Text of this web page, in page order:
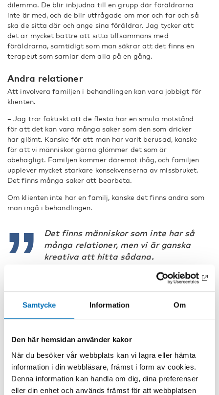
Samtycke Information Om
Den här hemsidan använder kakor
När du besöker vår webbplats kan vi lagra eller hämta
information i din webbläsare, främst i form av cookies.
Denna information kan handla om dig, dina preferenser
eller din enhet och används främst för att webbplatsen
dilemma. De blir inbjudna till en grupp där föräldrarna
inte är med, och de blir utfrågade om mor och far och så
ska de sitta där och ange sina föräldrar. Jag tycker att
det är mycket bättre att sitta tillsammans med
föräldrarna, samtidigt som man säkrar att det finns en
terapeut som samlar dem alla på en gång.
Andra relationer
Att involvera familjen i behandlingen kan vara jobbigt för
klienten.
– Jag tror faktiskt att de flesta har en smula motstånd
för att det kan vara många saker som den som dricker
har glömt. Kanske för att man har varit berusad, kanske
för att vi människor gärna glömmer det som är
obehagligt. Familjen kommer däremot ihåg, och familjen
upplever mycket starkare konsekvenserna av missbruket.
Det finns många saker att bearbeta.
Om klienten inte har en familj, kanske det finns andra som
man ingå i behandlingen.
Det finns människor som inte har så
många relationer, men vi är ganska
kreativa att hitta sådana.
vi bjuder in och får relationerna
reparerade. Vi vet att det är
relationer i människors liv som är
den, och också att hålla fast vid att
vara nykter. Om det inte finns någon
familj kan vi hitta en gammal
skolkamrat eller en bra granne som
har varit den som har hjälpt att